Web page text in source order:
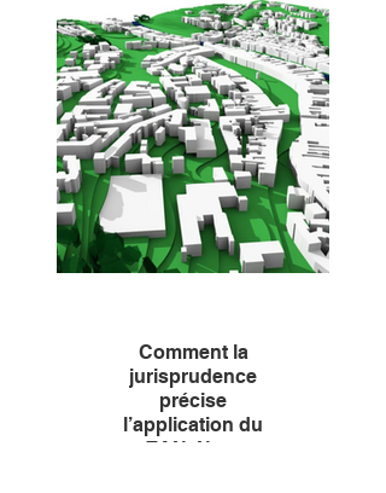
Comment un changement des
politiques de mobilités
permettrait-il, non seulement de
décarboner nos usages, mais
aussi de préserver ou restaurer
les sols ? Dans son dernier
briefing, publié le 25 février,
l’Institut de la Transition
foncière se penche sur
l’artificialisation
des sols causée par les
infrastructures de transports, et
sur le potentiel gisement de
renaturation qu’elles
représentent.
Comment la
jurisprudence
précise
l’application du
ZAN. Note